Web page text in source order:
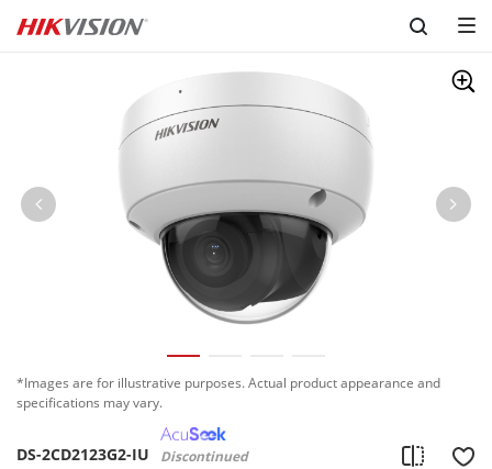
Skip to content
*Images are for illustrative purposes. Actual product appearance and
specifications may vary.
DS-2CD2123G2-IU Discontinued